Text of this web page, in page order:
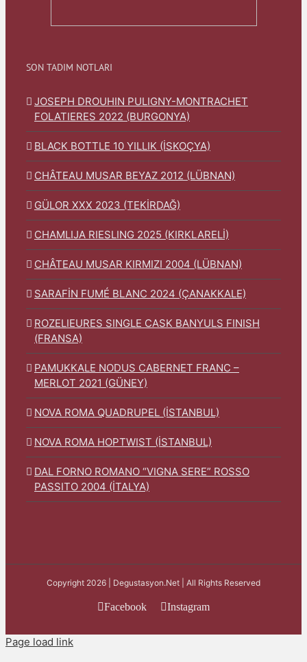
SON TADIM NOTLARI
JOSEPH DROUHIN PULIGNY-MONTRACHET
FOLATIERES 2022 (BURGONYA)
BLACK BOTTLE 10 YILLIK (İSKOÇYA)
CHÂTEAU MUSAR BEYAZ 2012 (LÜBNAN)
GÜLOR XXX 2023 (TEKİRDAĞ)
CHAMLIJA RIESLING 2025 (KIRKLARELİ)
CHÂTEAU MUSAR KIRMIZI 2004 (LÜBNAN)
SARAFİN FUMÉ BLANC 2024 (ÇANAKKALE)
ROZELIEURES SINGLE CASK BANYULS FINISH
(FRANSA)
PAMUKKALE NODUS CABERNET FRANC –
MERLOT 2021 (GÜNEY)
NOVA ROMA QUADRUPEL (İSTANBUL)
NOVA ROMA HOPTWIST (İSTANBUL)
DAL FORNO ROMANO “VIGNA SERE” ROSSO
PASSITO 2004 (İTALYA)
Copyright 2026 | Degustasyon.Net | All Rights Reserved
Facebook Instagram
Page load link